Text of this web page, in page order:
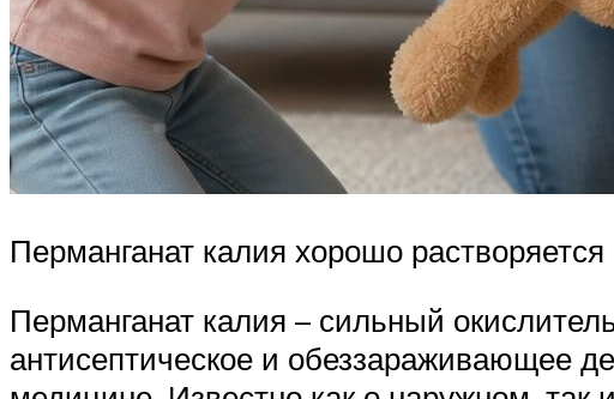
Перманганат калия хорошо
Перманганат калия – сильный
антисептическое и обеззараживающее